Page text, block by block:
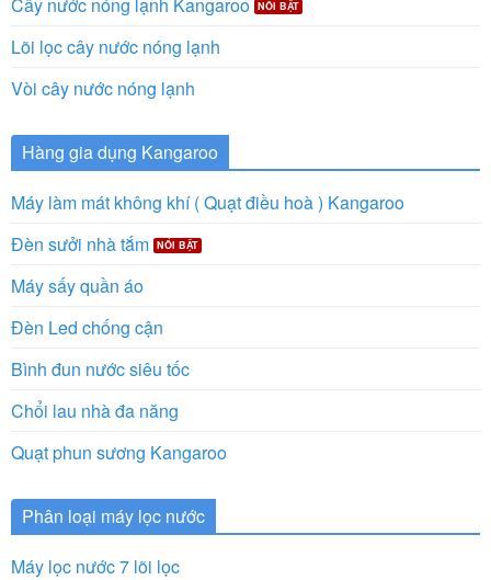
Lõi lọc cây nước nóng lạnh
Vòi cây nước nóng lạnh
Hàng gia dụng Kangaroo
Máy làm mát không khí ( Quạt điều hoà ) Kangaroo
Đèn sưởi nhà tắm
Máy sấy quần áo
Đèn Led chống cận
Bình đun nước siêu tốc
Chổi lau nhà đa năng
Quạt phun sương Kangaroo
Phân loại máy lọc nước
Máy lọc nước 7 lõi lọc